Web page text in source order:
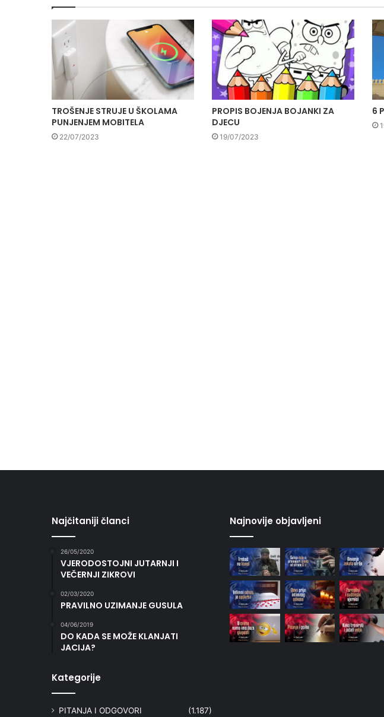
TROŠENJE STRUJE U ŠKOLAMA
PUNJENJEM MOBITELA
22/07/2023
PROPIS BOJENJA BOJANKI ZA
DJECU
19/07/2023
6
Najčitaniji članci
26/05/2020
VJERODOSTOJNI JUTARNJI I
VEČERNJI ZIKROVI
02/03/2020
PRAVILNO UZIMANJE GUSULA
04/06/2019
DO KADA SE MOŽE KLANJATI
JACIJA?
Kategorije
PITANJA I ODGOVORI (1.187)
Najnovije objavljeni